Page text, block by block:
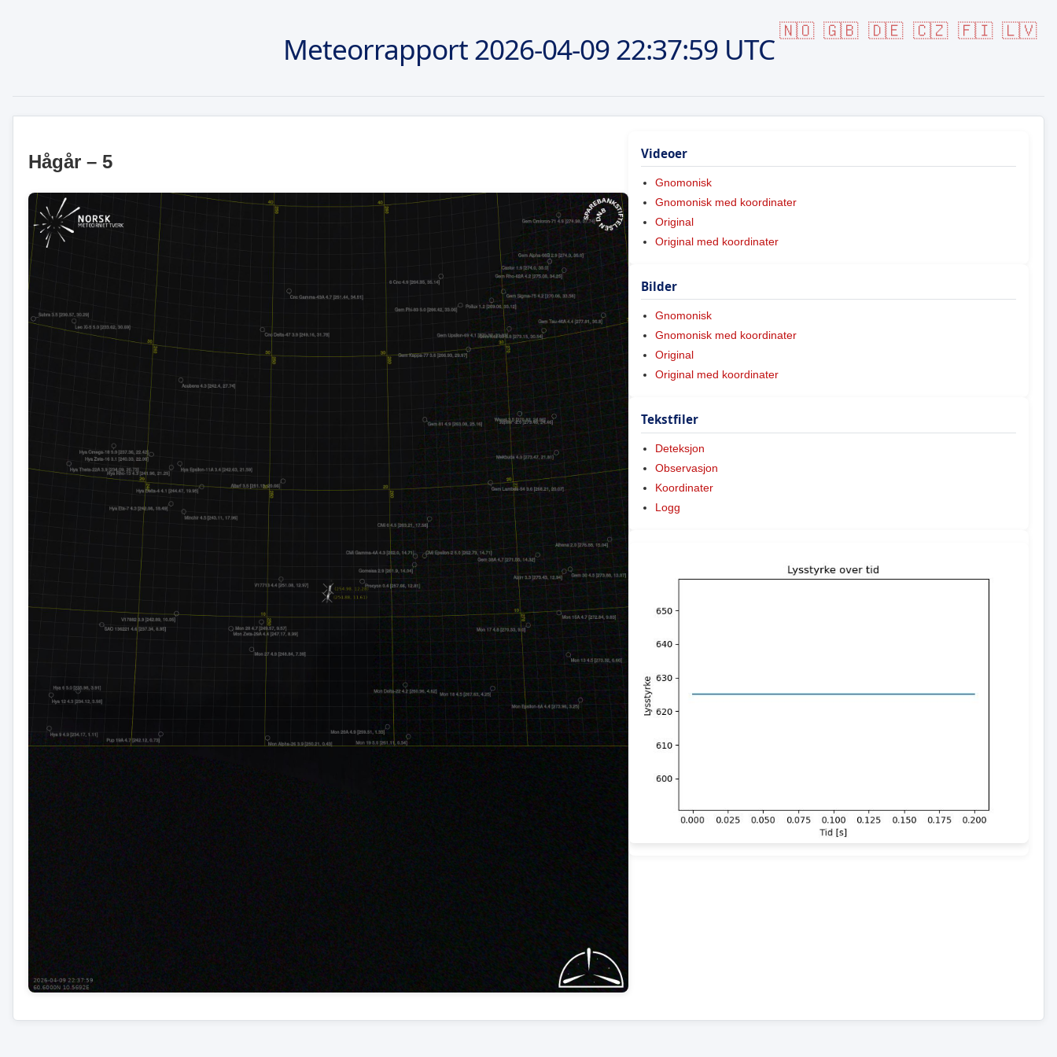
🇳🇴 🇬🇧 🇩🇪 🇨🇿 🇫🇮 🇱🇻
Meteorrapport2026-04-0922:37:59 UTC
Hågår – 5 Videoer
Gnomonisk
Gnomonisk med koordinater
Original
Original med koordinater
Bilder
Gnomonisk
Gnomonisk med koordinater
Original
Original med koordinater
Tekstfiler
Deteksjon
Observasjon
Koordinater
Logg